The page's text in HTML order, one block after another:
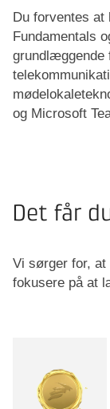
Du forventes at
Fundamentals
og Microsoft
Det får
Vi sørger for, at
fokusere på at